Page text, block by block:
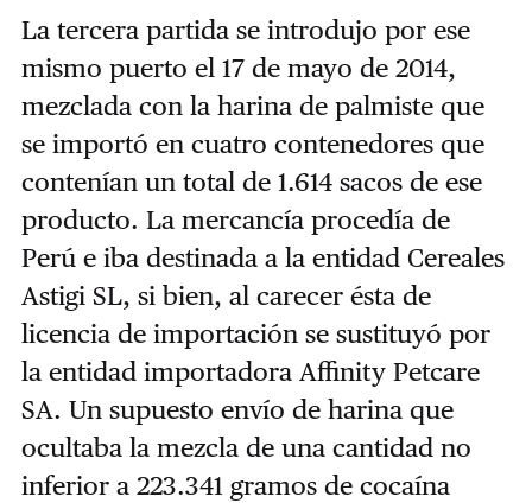
La tercera partida se introdujo por ese
mismo puerto el 17 de mayo de 2014,
mezclada con la harina de palmiste que
se importó en cuatro contenedores que
contenían un total de 1.614 sacos de ese
producto. La mercancía procedía de
Perú e iba destinada a la entidad Cereales
Astigi SL, si bien, al carecer ésta de
licencia de importación se sustituyó por
la entidad importadora Affinity Petcare
SA. Un supuesto envío de harina que
ocultaba la mezcla de una cantidad no
inferior a 223.341 gramos de cocaína